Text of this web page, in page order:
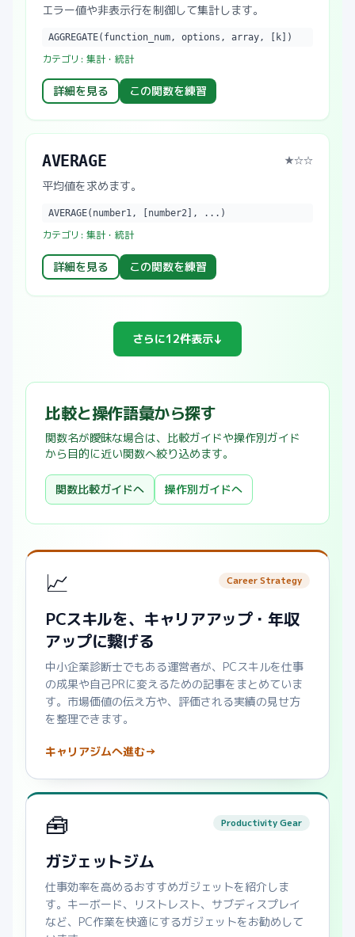
エラー値や非表示行を制御して集計します。
AGGREGATE(function_num, options, array, [k])
カテゴリ: 集計・統計
詳細を見る この関数を練習
AVERAGE ★☆☆
平均値を求めます。
AVERAGE(number1, [number2], ...)
カテゴリ: 集計・統計
詳細を見る この関数を練習
さらに12件表示↓
比較と操作語彙から探す
関数名が曖昧な場合は、比較ガイドや操作別ガイド
から目的に近い関数へ絞り込めます。
関数比較ガイドへ 操作別ガイドへ
📈 Career Strategy
PCスキルを、キャリアアップ・年収
アップに繋げる
中小企業診断士でもある運営者が、PCスキルを仕事
の成果や自己PRに変えるための記事をまとめていま
す。市場価値の伝え方や、評価される実績の見せ方
を整理できます。
キャリアジムへ進む→
🧰 Productivity Gear
ガジェットジム
仕事効率を高めるおすすめガジェットを紹介しま
す。キーボード、リストレスト、サブディスプレイ
など、PC作業を快適にするガジェットをお勧めして